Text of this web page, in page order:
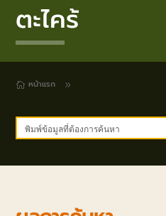
ตะไคร้
 หน้าแรก 9